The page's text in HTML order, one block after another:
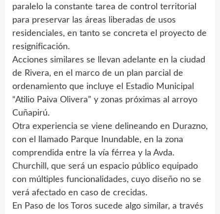
paralelo la constante tarea de control territorial
para preservar las áreas liberadas de usos
residenciales, en tanto se concreta el proyecto de
resignificación.
Acciones similares se llevan adelante en la ciudad
de Rivera, en el marco de un plan parcial de
ordenamiento que incluye el Estadio Municipal
“Atilio Paiva Olivera” y zonas próximas al arroyo
Cuñapirú.
Otra experiencia se viene delineando en Durazno,
con el llamado Parque Inundable, en la zona
comprendida entre la vía férrea y la Avda.
Churchill, que será un espacio público equipado
con múltiples funcionalidades, cuyo diseño no se
verá afectado en caso de crecidas.
En Paso de los Toros sucede algo similar, a través